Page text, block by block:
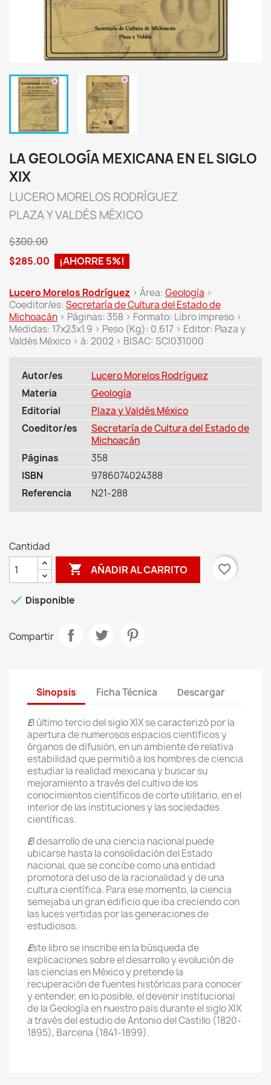
LA GEOLOGÍA MEXICANA EN EL SIGLO
XIX
LUCERO MORELOS RODRÍGUEZ
PLAZA Y VALDÉS MÉXICO
$300.00
$285.00
¡AHORRE 5%!
Lucero Morelos Rodríguez > Área: Geología >
Coeditor/es: Secretaría de Cultura del Estado de
Michoacán > Páginas: 358 > Formato: Libro impreso >
Medidas: 17x23x1.9 > Peso (Kg): 0.617 > Editor: Plaza y
Valdés México > â: 2002 > BISAC: SCI031000
Autor/es
Lucero Morelos Rodríguez
Materia
Geología
Editorial
Plaza y Valdés México
Coeditor/es
Secretaría de Cultura del Estado de
Michoacán
Páginas
358
ISBN
9786074024388
Referencia
N21-288
Cantidad
 AÑADIR AL CARRITO favorite_border
 Disponible
Compartir
Sinopsis Ficha Técnica Descargar
El último tercio del siglo XIX se caracterizó por la
apertura de numerosos espacios científicos y
órganos de difusión, en un ambiente de relativa
estabilidad que permitió a los hombres de ciencia
estudiar la realidad mexicana y buscar su
mejoramiento a través del cultivo de los
conocimientos científicos de corte utilitario, en el
interior de las instituciones y las sociedades
científicas.
El desarrollo de una ciencia nacional puede
ubicarse hasta la consolidación del Estado
nacional, que se concibe como una entidad
promotora del uso de la racionalidad y de una
cultura científica. Para ese momento, la ciencia
semejaba un gran edificio que iba creciendo con
las luces vertidas por las generaciones de
estudiosos.
Este libro se inscribe en la búsqueda de
explicaciones sobre el desarrollo y evolución de
las ciencias en México y pretende la
recuperación de fuentes históricas para conocer
y entender, en lo posible, el devenir institucional
de la Geología en nuestro país durante el siglo XIX
a través del estudio de Antonio del Castillo (1820-
1895), Barcena (1841-1899).